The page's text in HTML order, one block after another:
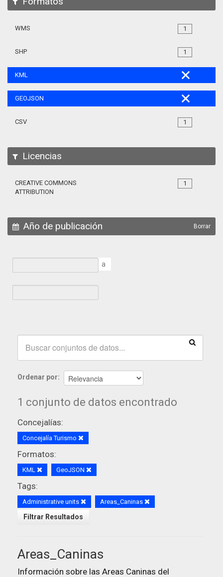
1
WMS
1
SHP
KML
GEOJSON
1
CSV
Licencias
1
CREATIVE COMMONS
ATTRIBUTION
Año de publicación Borrar
a
Ordenar por
1 conjunto de datos encontrado
Concejalías:
Concejalía Turismo
Formatos:
KML GeoJSON
Tags:
Administrative units Areas_Caninas
Filtrar Resultados
Areas_Caninas
Información sobre las Areas Caninas del